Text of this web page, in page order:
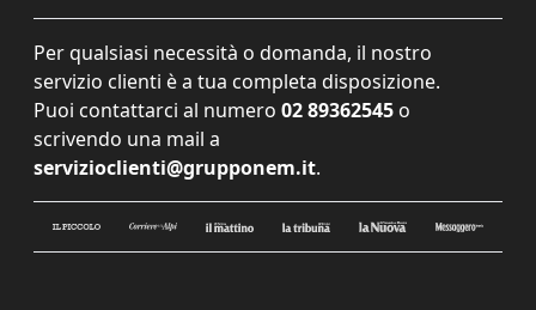
Per qualsiasi necessità o domanda, il nostro
servizio clienti è a tua completa disposizione.
Puoi contattarci al numero 02 89362545 o
scrivendo una mail a
servizioclienti@grupponem.it.